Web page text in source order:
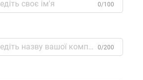
0/100
0/200